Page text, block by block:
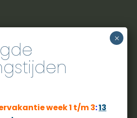
week 1 t/m 3:13
×